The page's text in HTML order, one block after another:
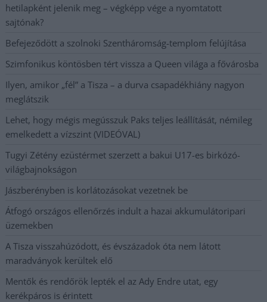
hetilapként jelenik meg – végképp vége a nyomtatott
sajtónak?
Befejeződött a szolnoki Szentháromság-templom felújítása
Szimfonikus köntösben tért vissza a Queen világa a fővárosba
Ilyen, amikor „fél” a Tisza – a durva csapadékhiány nagyon
meglátszik
Lehet, hogy mégis megússzuk Paks teljes leállítását, némileg
emelkedett a vízszint (VIDEÓVAL)
Tugyi Zétény ezüstérmet szerzett a bakui U17-es birkózó-
világbajnokságon
Jászberényben is korlátozásokat vezetnek be
Átfogó országos ellenőrzés indult a hazai akkumulátoripari
üzemekben
A Tisza visszahúzódott, és évszázadok óta nem látott
maradványok kerültek elő
Mentők és rendőrök lepték el az Ady Endre utat, egy
kerékpáros is érintett